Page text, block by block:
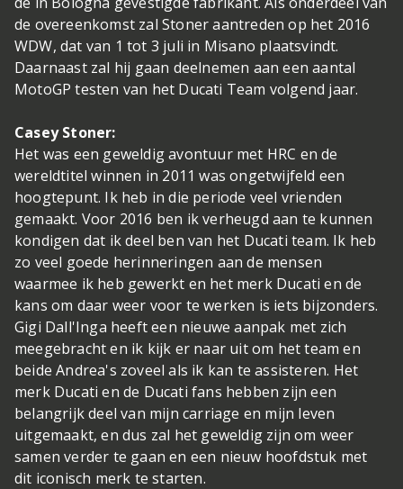
de overeenkomst zal Stoner aantreden op het 2016
WDW, dat van 1 tot 3 juli in Misano plaatsvindt.
Daarnaast zal hij gaan deelnemen aan een aantal
MotoGP testen van het Ducati Team volgend jaar.
Casey Stoner:
Het was een geweldig avontuur met HRC en de
wereldtitel winnen in 2011 was ongetwijfeld een
hoogtepunt. Ik heb in die periode veel vrienden
gemaakt. Voor 2016 ben ik verheugd aan te kunnen
kondigen dat ik deel ben van het Ducati team. Ik heb
zo veel goede herinneringen aan de mensen
waarmee ik heb gewerkt en het merk Ducati en de
kans om daar weer voor te werken is iets bijzonders.
Gigi Dall'Inga heeft een nieuwe aanpak met zich
meegebracht en ik kijk er naar uit om het team en
beide Andrea's zoveel als ik kan te assisteren. Het
merk Ducati en de Ducati fans hebben zijn een
belangrijk deel van mijn carriage en mijn leven
uitgemaakt, en dus zal het geweldig zijn om weer
samen verder te gaan en een nieuw hoofdstuk met
dit iconisch merk te starten.